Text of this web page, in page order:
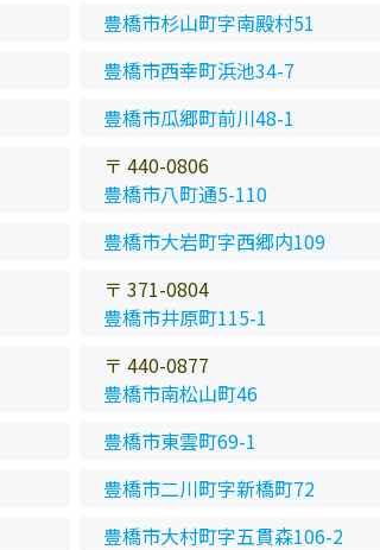
豊橋市杉山町字南殿村51
豊橋市西幸町浜池34-7
豊橋市瓜郷町前川48-1
〒 440-0806
豊橋市八町通5-110
豊橋市大岩町字西郷内109
〒 371-0804
豊橋市井原町115-1
〒 440-0877
豊橋市南松山町46
豊橋市東雲町69-1
豊橋市二川町字新橋町72
豊橋市大村町字五貫森106-2